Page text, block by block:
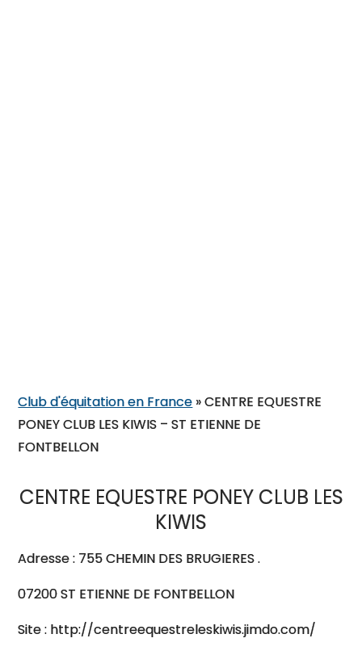
Club d'équitation en France »CENTRE EQUESTRE
PONEY CLUB LES KIWIS – ST ETIENNE DE
FONTBELLON
CENTRE EQUESTRE PONEY CLUB LES
KIWIS
Adresse : 755 CHEMIN DES BRUGIERES .
07200 ST ETIENNE DE FONTBELLON
Site : http://centreequestreleskiwis.jimdo.com/